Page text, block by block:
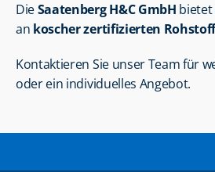
Die Saatenberg H&C GmbH bietet
an koscher zertifizierten
Kontaktieren Sie unser Team für
oder ein individuelles Angebot.